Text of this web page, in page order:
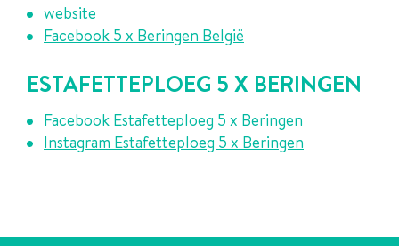
website
Facebook 5 x Beringen België
ESTAFETTEPLOEG 5 X BERINGEN
Facebook Estafetteploeg 5 x Beringen
Instagram Estafetteploeg 5 x Beringen